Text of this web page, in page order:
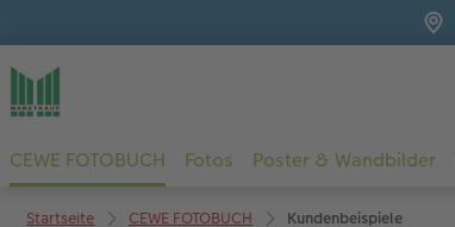
CEWE FOTOBUCH Fotos Poster & Wandbilder
Startseite CEWE FOTOBUCH Kundenbeispiele